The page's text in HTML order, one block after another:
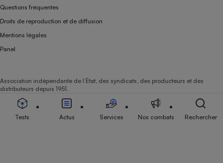
Questions fréquentes
Droits de reproduction et de diffusion
Mentions légales
Panel
Association indépendante de l’État, des syndicats, des producteurs et des
distributeurs depuis 1951.
Tests Actus Services Nos combats Rechercher